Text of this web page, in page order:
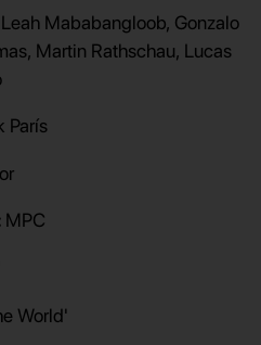
Leah Mababangloob, Gonzalo
Martin Rathschau, Lucas
París
MPC
World'